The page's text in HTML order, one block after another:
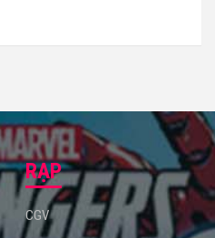
RẠP
CGV